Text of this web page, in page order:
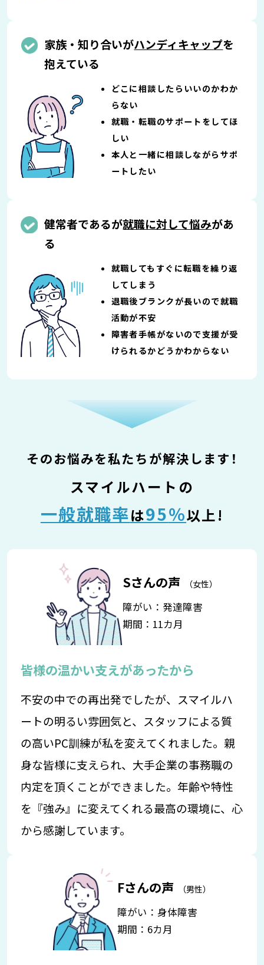
家族・知り合いがハンディキャップを
抱えている
どこに相談したらいいのかわか
らない
就職・転職のサポートをしてほ
しい
本人と一緒に相談しながらサポ
ートしたい
健常者であるが就職に対して悩みがあ
る
就職してもすぐに転職を繰り返
してしまう
退職後ブランクが長いので就職
活動が不安
障害者手帳がないので支援が受
けられるかどうかわからない
そのお悩みを私たちが解決します！
スマイルハートの
一般就職率は95％以上!
Sさんの声 （女性）
障がい：発達障害
期間：11カ月
皆様の温かい支えがあったから
不安の中での再出発でしたが、スマイルハ
ートの明るい雰囲気と、スタッフによる質
の高いPC訓練が私を変えてくれました。親
身な皆様に支えられ、大手企業の事務職の
内定を頂くことができました。年齢や特性
を『強み』に変えてくれる最高の環境に、心
から感謝しています。
Fさんの声 （男性）
障がい：身体障害
期間：6カ月